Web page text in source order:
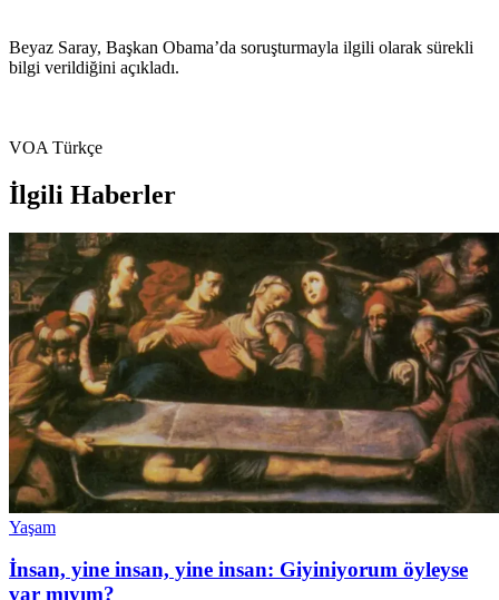
Beyaz Saray, Başkan Obama’da soruşturmayla ilgili olarak sürekli
bilgi verildiğini açıkladı.
VOA Türkçe
İlgili Haberler
Yaşam
İnsan, yine insan, yine insan: Giyiniyorum öyleyse
var mıyım?